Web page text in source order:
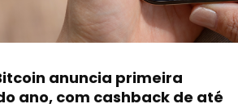
anuncia primeira
ano, com cashback de até